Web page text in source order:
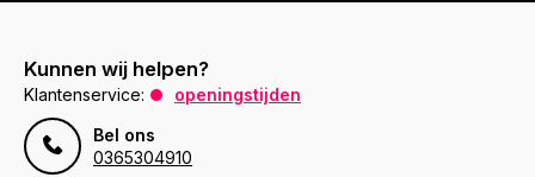
Kunnen wij helpen?
Klantenservice:
openingstijden
Bel ons
0365304910